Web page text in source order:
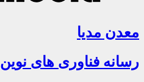
معدن مدیا
رسانه فناوری های